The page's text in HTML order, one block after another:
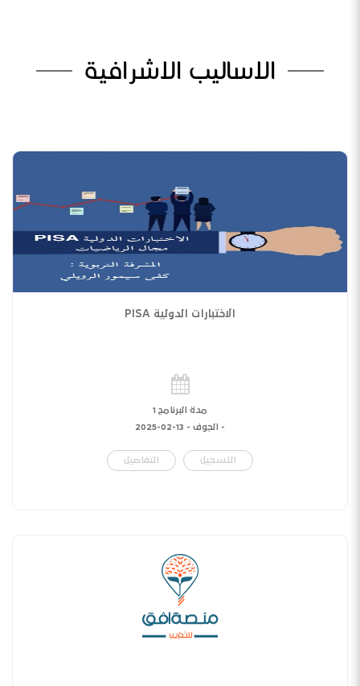
الاساليب الاشرافية
الاختبارات الدولية PISA
مدة البرنامج 1
- الجوف - 13-02-2025
التسجيل التفاصيل